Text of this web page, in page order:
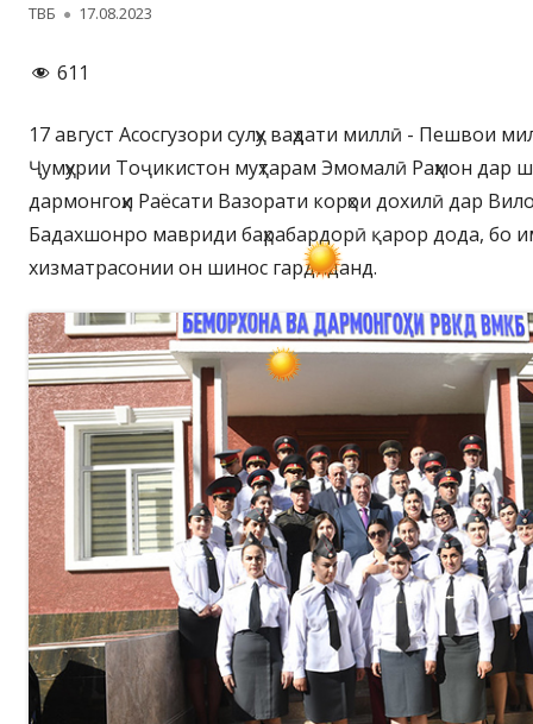
Автор
ТВБ Опубликовано
17.08.2023
611
17 август Асосгузори сулҳу ваҳдати миллӣ - Пешвои
Ҷумҳурии Тоҷикистон муҳтарам Эмомалӣ Раҳмон дар
дармонгоҳи Раёсати Вазорати корҳои дохилӣ дар
Бадахшонро мавриди баҳрабардорӣ қарор дода, бо
хизматрасонии он шинос гардиданд.